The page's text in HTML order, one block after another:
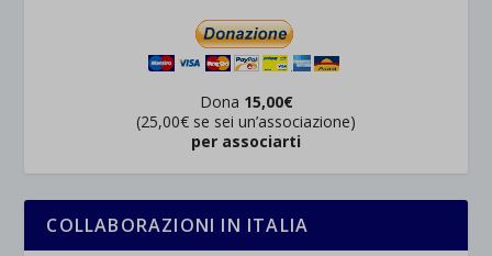
Dona 15,00€
(25,00€ se sei un’associazione)
per associarti
COLLABORAZIONI IN ITALIA